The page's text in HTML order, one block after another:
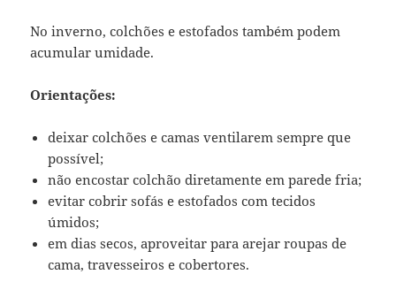
No inverno, colchões e estofados também podem
acumular umidade.
Orientações:
deixar colchões e camas ventilarem sempre que
possível;
não encostar colchão diretamente em parede fria;
evitar cobrir sofás e estofados com tecidos
úmidos;
em dias secos, aproveitar para arejar roupas de
cama, travesseiros e cobertores.